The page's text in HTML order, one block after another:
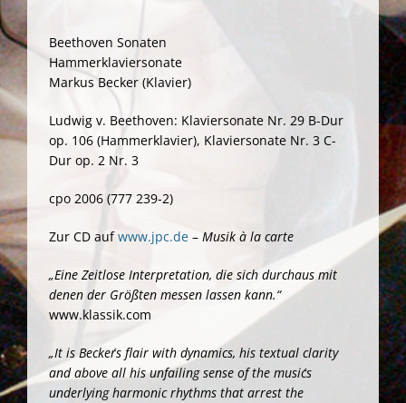
Beethoven Sonaten
Hammerklaviersonate
Markus Becker (Klavier)
Ludwig v. Beethoven: Klaviersonate Nr. 29 B-Dur
op. 106 (Hammerklavier), Klaviersonate Nr. 3 C-
Dur op. 2 Nr. 3
cpo 2006 (777 239-2)
Zur CD aufwww.jpc.de –Musik à la carte
„Eine Zeitlose Interpretation, die sich durchaus mit
denen der Größten messen lassen kann.“
www.klassik.com
„It is Becker´s flair with dynamics, his textual clarity
and above all his unfailing sense of the music´s
underlying harmonic rhythms that arrest the